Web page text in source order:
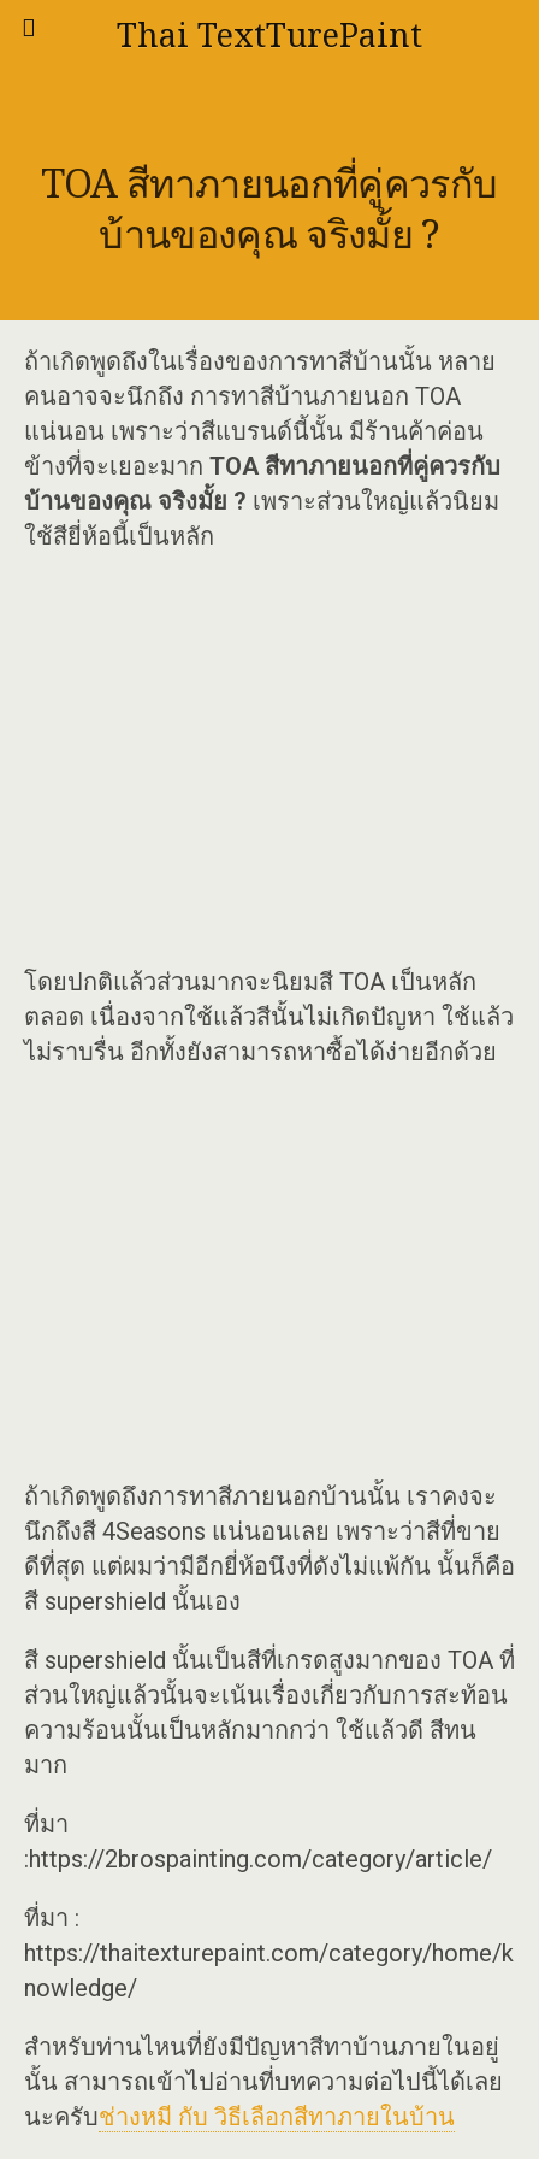
Thai TextTurePaint
TOA สีทาภายนอกที่คู่ควรกับ
บ้านของคุณ จริงมั้ย ?
ถ้าเกิดพูดถึงในเรื่องของการทาสีบ้านนั้น หลาย
คนอาจจะนึกถึง การทาสีบ้านภายนอก TOA
แน่นอน เพราะว่าสีแบรนด์นี้นั้น มีร้านค้าค่อน
ข้างที่จะเยอะมาก TOA สีทาภายนอกที่คู่ควรกับ
บ้านของคุณ จริงมั้ย ? เพราะส่วนใหญ่แล้วนิยม
ใช้สียี่ห้อนี้เป็นหลัก
โดยปกติแล้วส่วนมากจะนิยมสี TOA เป็นหลัก
ตลอด เนื่องจากใช้แล้วสีนั้นไม่เกิดปัญหา ใช้แล้ว
ไม่ราบรื่น อีกทั้งยังสามารถหาซื้อได้ง่ายอีกด้วย
ถ้าเกิดพูดถึงการทาสีภายนอกบ้านนั้น เราคงจะ
นึกถึงสี 4Seasons แน่นอนเลย เพราะว่าสีที่ขาย
ดีที่สุด แต่ผมว่ามีอีกยี่ห้อนึงที่ดังไม่แพ้กัน นั้นก็คือ
สี supershield นั้นเอง
สี supershield นั้นเป็นสีที่เกรดสูงมากของ TOA ที่
ส่วนใหญ่แล้วนั้นจะเน้นเรื่องเกี่ยวกับการสะท้อน
ความร้อนนั้นเป็นหลักมากกว่า ใช้แล้วดี สีทน
มาก
ที่มา
:https://2brospainting.com/category/article/
ที่มา :
https://thaitexturepaint.com/category/home/k
nowledge/
สำหรับท่านไหนที่ยังมีปัญหาสีทาบ้านภายในอยู่
นั้น สามารถเข้าไปอ่านที่บทความต่อไปนี้ได้เลย
นะครับช่างหมี กับ วิธีเลือกสีทาภายในบ้าน